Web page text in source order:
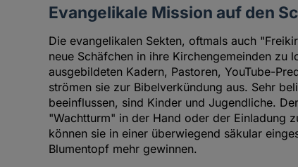
Evangelikale Mission auf den
Die evangelikalen Sekten, oftmals auch
neue Schäfchen in ihre Kirchengemeinden zu
ausgebildeten Kadern, Pastoren, YouTube-
strömen sie zur Bibelverkündung aus. Sehr
beeinflussen, sind Kinder und Jugendliche.
"Wachtturm" in der Hand oder der Einladung
können sie in einer überwiegend säkular
Blumentopf mehr gewinnen.